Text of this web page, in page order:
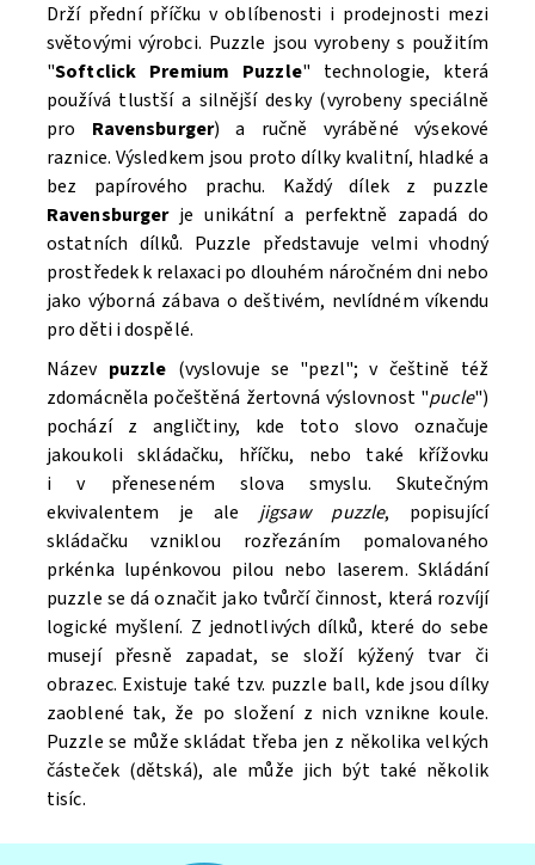
Souhlasím seZpracováním osobních údajů.
Drží přední příčku v oblíbenosti i prodejnosti mezi
světovými výrobci. Puzzle jsou vyrobeny s použitím
"Softclick Premium Puzzle" technologie, která
používá tlustší a silnější desky (vyrobeny speciálně
pro Ravensburger) a ručně vyráběné výsekové
raznice. Výsledkem jsou proto dílky kvalitní, hladké a
bez papírového prachu. Každý dílek z puzzle
Ravensburgerje unikátní a perfektně zapadá do
ostatních dílků. Puzzle představuje velmi vhodný
prostředek k relaxaci po dlouhém náročném dni nebo
jako výborná zábava o deštivém, nevlídném víkendu
pro děti i dospělé.
Název puzzle (vyslovuje se "pɐzl"; v češtině též
zdomácněla počeštěná žertovná výslovnost "pucle")
pochází z angličtiny, kde toto slovo označuje
jakoukoli skládačku, hříčku, nebo také křížovku
i v přeneseném slova smyslu. Skutečným
ekvivalentem je alejigsaw puzzle, popisující
skládačku vzniklou rozřezáním pomalovaného
prkénka lupénkovou pilou nebo laserem. Skládání
puzzle se dá označit jako tvůrčí činnost, která rozvíjí
logické myšlení. Z jednotlivých dílků, které do sebe
musejí přesně zapadat, se složí kýžený tvar či
obrazec. Existuje také tzv. puzzle ball, kde jsou dílky
zaoblené tak, že po složení z nich vznikne koule.
Puzzle se může skládat třeba jen z několika velkých
částeček (dětská), ale může jich být také několik
tisíc.